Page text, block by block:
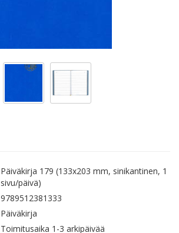
Päiväkirja 179 (133x203 mm, sinikantinen, 1
sivu/päivä)
9789512381333
Päiväkirja
Toimitusaika 1-3 arkipäivää